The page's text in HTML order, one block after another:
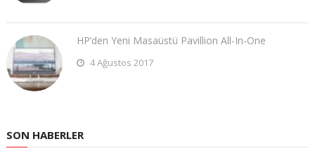
HP’den Yeni Masaüstü Pavillion All-In-One
4 Ağustos 2017
SON HABERLER